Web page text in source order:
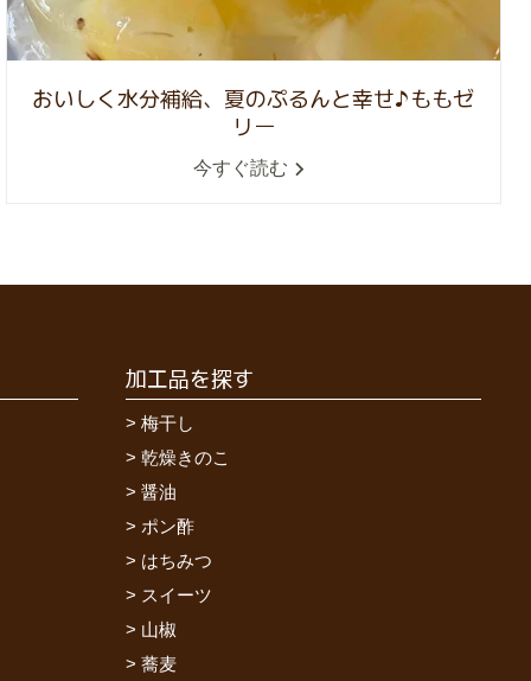
おいしく水分補給、夏のぷるんと幸せ♪ももゼ
リー
今すぐ読む
加工品を探す
梅干し
乾燥きのこ
醤油
ポン酢
はちみつ
スイーツ
山椒
蕎麦